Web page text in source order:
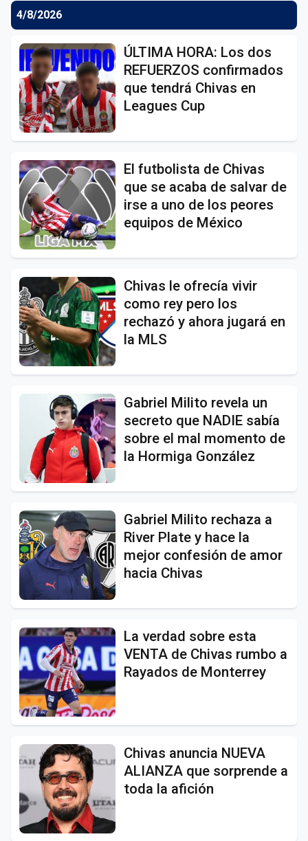
4/8/2026
ÚLTIMA HORA: Los dos
REFUERZOS confirmados
que tendrá Chivas en
Leagues Cup
El futbolista de Chivas
que se acaba de salvar de
irse a uno de los peores
equipos de México
Chivas le ofrecía vivir
como rey pero los
rechazó y ahora jugará en
la MLS
Gabriel Milito revela un
secreto que NADIE sabía
sobre el mal momento de
la Hormiga González
Gabriel Milito rechaza a
River Plate y hace la
mejor confesión de amor
hacia Chivas
La verdad sobre esta
VENTA de Chivas rumbo a
Rayados de Monterrey
Chivas anuncia NUEVA
ALIANZA que sorprende a
toda la afición